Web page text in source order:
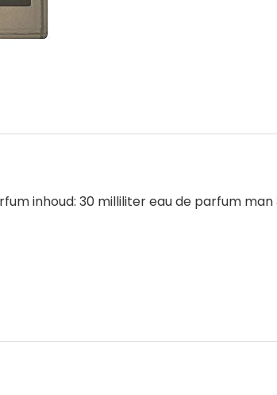
inhoud: 30 milliliter eau de parfum